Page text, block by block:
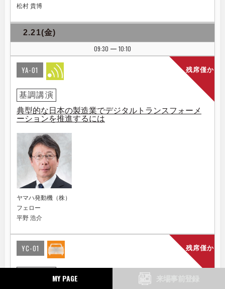
MY PAGE
松村 貴博
2.21(金)
09:30
| 10:10
残席僅か
YA-01
基調講演
典型的な日本の製造業でデジタルトランスフォーメ
ーションを推進するには
ヤマハ発動機（株）
フェロー
平野 浩介
残席僅か
YC-01